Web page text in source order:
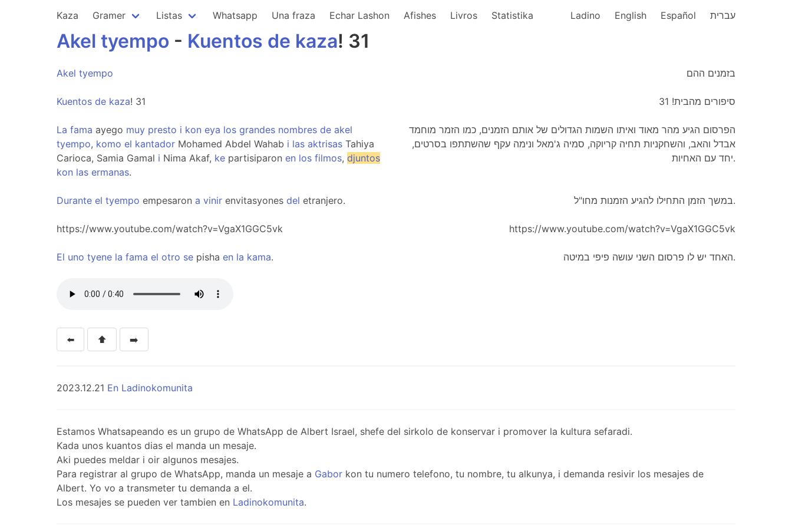
Kaza Gramer Listas Whatsapp Una fraza Echar Lashon Afishes Livros Statistika Ladino English Español עברית
Akel tyempo - Kuentos de kaza! 31
Akel tyempo בזמנים ההם
Kuentos de kaza! 31 סיפורים מהבית! 31
La fama ayego muy presto i kon eya los grandes nombres de akel
tyempo, komo el kantador Mohamed Abdel Wahab i las aktrisas Tahiya
Carioca, Samia Gamal i Nima Akaf, ke partisiparon en los filmos, djuntos
kon las ermanas.
הפרסום הגיע מהר מאוד ואיתו השמות הגדולים של אותם הזמנים, כמו הזמר מוחמד
אבדל והאב, והשחקניות תחיה קריוקה, סמיה ג'מאל ונימה עקף שהשתתפו בסרטים,
יחד עם האחיות.
Durante el tyempo empesaron a vinir envitasyones del etranjero. במשך הזמן התחילו להגיע הזמנות מחו"ל.
https://www.youtube.com/watch?v=VgaX1GGC5vk https://www.youtube.com/watch?v=VgaX1GGC5vk
El uno tyene la fama el otro se pisha en la kama. האחד יש לו פרסום השני עושה פיפי במיטה.
⬅️ ⬆️ ➡️
2023.12.21 En Ladinokomunita
Estamos Whatsapeando es un grupo de WhatsApp de Albert Israel, shefe del sirkolo de konservar i promover la kultura sefaradi.
Kada unos kuantos dias el manda un mesaje.
Aki puedes meldar i oir algunos mesajes.
Para registrar al grupo de WhatsApp, manda un mesaje a Gabor kon tu numero telefono, tu nombre, tu alkunya, i demanda resivir los mesajes de
Albert. Yo vo a transmeter tu demanda a el.
Los mesajes se pueden ver tambien en Ladinokomunita.